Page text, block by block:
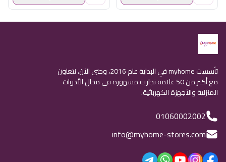
تأسست myhome في البداية عام 2016، وحتى الآن، نتعاون
مع أكثر من 50 علامة تجارية مشهورة في مجال الأدوات
المنزلية والأجهزة الكهربائية.
01060002002
info@myhome-stores.com